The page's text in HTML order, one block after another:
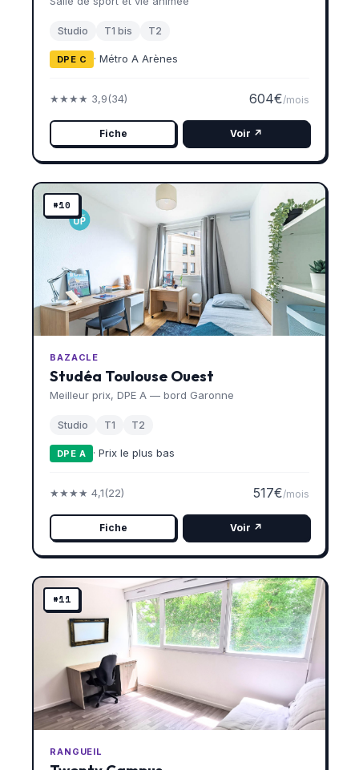
Studio T1 bis T2
DPE C · Métro A Arènes
★★★★ 3,9(34) 604€/mois
Fiche Voir ↗
#10
BAZACLE
Studéa Toulouse Ouest
Meilleur prix, DPE A — bord Garonne
Studio T1 T2
DPE A · Prix le plus bas
★★★★ 4,1(22) 517€/mois
Fiche Voir ↗
#11
RANGUEIL